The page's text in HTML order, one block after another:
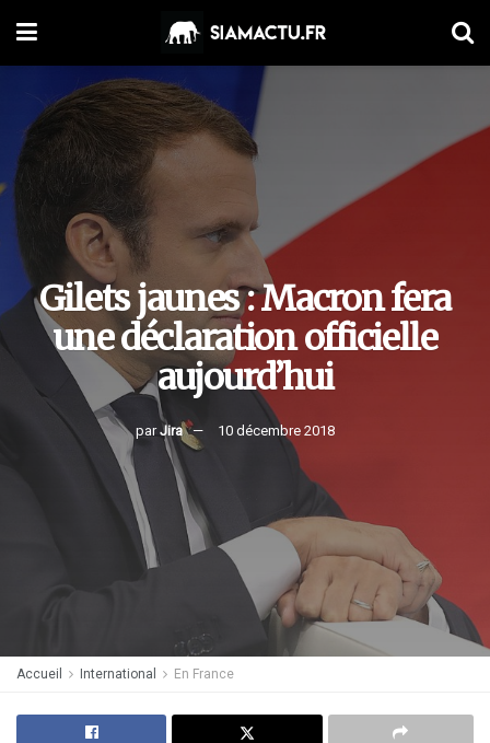
Gilets jaunes : Macron fera
une déclaration officielle
aujourd’hui
par Jira 10 décembre 2018
Accueil International En France